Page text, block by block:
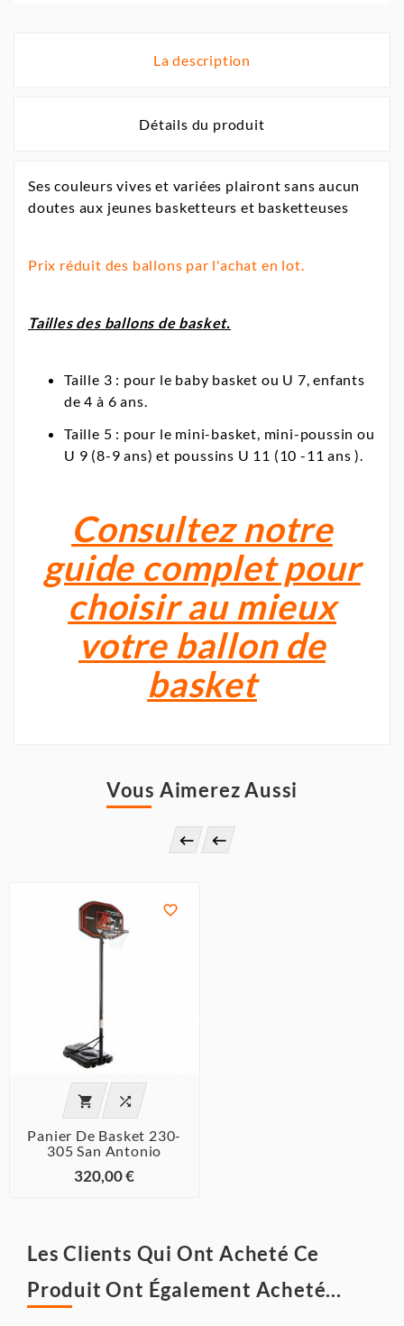
La description
Détails du produit
Ses couleurs vives et variées plairont sans aucun
doutes aux jeunes basketteurs et basketteuses
Prix réduit des ballons par l'achat en lot.
Tailles des ballons de basket.
Taille 3 : pour le baby basket ou U 7, enfants
de 4 à 6 ans.
Taille 5 : pour le mini-basket, mini-poussin ou
U 9 (8-9 ans) et poussins U 11 (10 -11 ans ).
Consultez notre
guide complet pour
choisir au mieux
votre ballon de
basket
Vous Aimerez Aussi
 

 
Panier De Basket 230-
305 San Antonio
320,00 €
Les Clients Qui Ont Acheté Ce
Produit Ont Également Acheté...